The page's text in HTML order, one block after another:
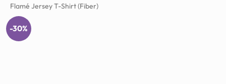
Flamé Jersey T-Shirt (Fiber)
-30%